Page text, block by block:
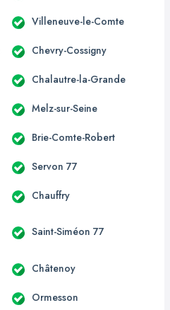
Villeneuve-le-Comte
Chevry-Cossigny
Chalautre-la-Grande
Melz-sur-Seine
Brie-Comte-Robert
Servon 77
Chauffry
Saint-Siméon 77
Châtenoy
Ormesson